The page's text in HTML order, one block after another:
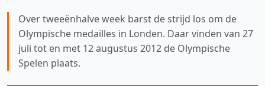
Over tweeënhalve week barst de strijd los om de
Olympische medailles in Londen. Daar vinden van 27
juli tot en met 12 augustus 2012 de Olympische
Spelen plaats.